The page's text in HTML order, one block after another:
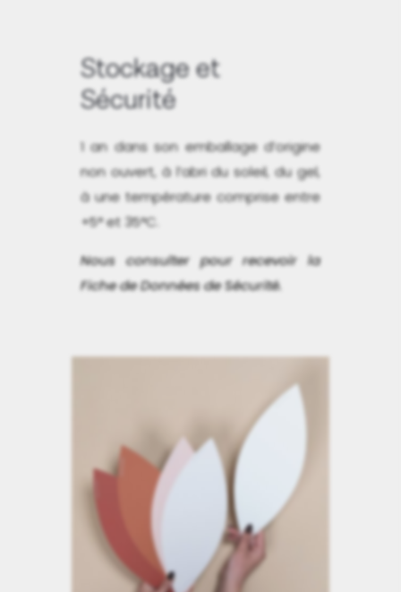
Stockage et
Sécurité
1 an dans son emballage d’origine
non ouvert, à l’abri du soleil, du gel,
à une température comprise entre
+5° et 35°C.
Nous consulter pour recevoir la
Fiche de Données de Sécurité.